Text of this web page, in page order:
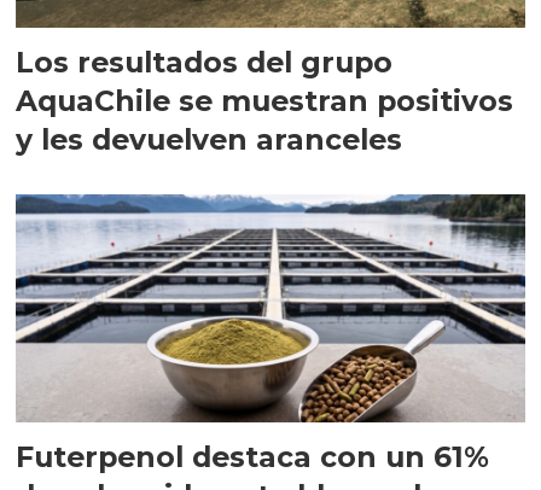
Los resultados del grupo
AquaChile se muestran positivos
y les devuelven aranceles
Futerpenol destaca con un 61%